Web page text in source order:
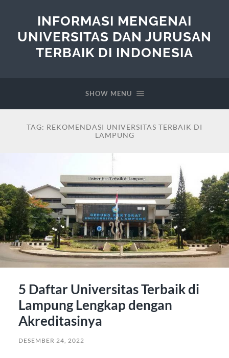
INFORMASI MENGENAI
UNIVERSITAS DAN JURUSAN
TERBAIK DI INDONESIA
SHOW MENU
TAG: REKOMENDASI UNIVERSITAS TERBAIK DI
LAMPUNG
5 Daftar Universitas Terbaik di
Lampung Lengkap dengan
Akreditasinya
DESEMBER 24, 2022